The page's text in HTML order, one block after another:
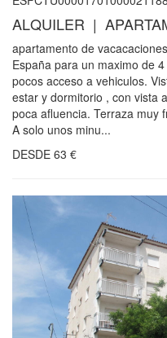
ALQUILER |
apartamento de
España para un maximo de
pocos acceso a vehiculos.
estar y dormitorio , con vista
poca afluencia. Terraza muy
A solo unos minu...
DESDE 63 €